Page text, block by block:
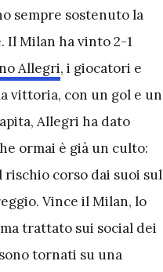
sempre sostenuto la
Il Milan ha vinto 2-1
Allegri, i giocatori e
vittoria, con un gol e un
Allegri ha dato
ormai è già un culto:
rischio corso dai suoi sul
Vince il Milan, lo
trattato sui social dei
tornati su una